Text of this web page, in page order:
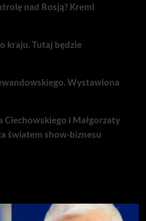
nad Rosją? Kreml
kraju. Tutaj będzie
Wystawiona
Ciechowskiego i Małgorzaty
światem show-biznesu